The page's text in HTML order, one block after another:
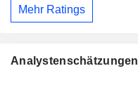
Mehr Ratings
Analystenschätzungen